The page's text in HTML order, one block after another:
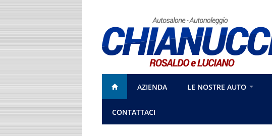
AZIENDA LE NOSTRE AUTO
CONTATTACI